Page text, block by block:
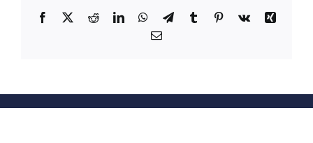
Facebook RedditLinkedInWhatsApp
TelegramTumblr Pinterest
Vk
Xing
Correo